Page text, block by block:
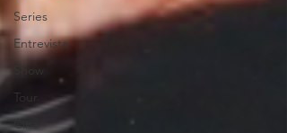
Series
Entrevista
Tour
Cine